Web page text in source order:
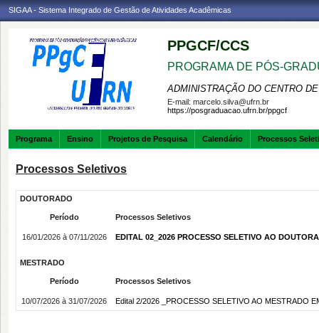
SIGAA - Sistema Integrado de Gestão de Atividades Acadêmicas
PPGCF/CCS
PROGRAMA DE PÓS-
ADMINISTRAÇÃO DO CENTRO
E-mail: marcelo.silva@ufrn.br
https://posgraduacao.ufrn.br/ppgcf
Programa Ensino Projetos de Pesquisa Calendário Processos
Processos Seletivos
DOUTORADO
Período Processos Seletivos
16/01/2026 à 07/11/2026 EDITAL 02_2026 PROCESSO SELETIVO AO
MESTRADO
Período Processos Seletivos
10/07/2026 à 31/07/2026 Edital 2/2026 _PROCESSO SELETIVO AO MESTRADO